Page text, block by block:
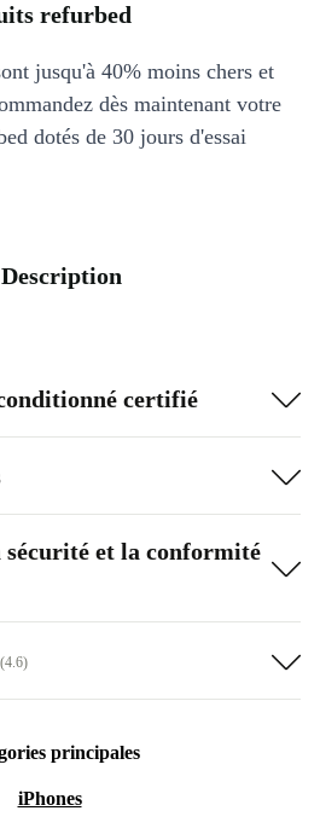
refurbed
jusqu'à 40% moins chers et
dès maintenant votre
dotés de 30 jours d'essai
certifié
et la conformité
(4.6)
principales
iPhones